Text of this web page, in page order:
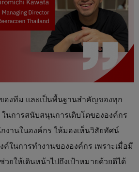
องทีม และเป็นพื้นฐานสำคัญของทุก
นการสนับสนุนการเติบโตขององค์กร
งานในองค์กร ให้มองเห็นวิสัยทัศน์
ในการทำงานขององค์กร เพราะเมื่อมี
วยให้เดินหน้าไปถึงเป้าหมายด้วยดีได้